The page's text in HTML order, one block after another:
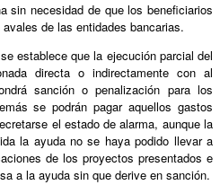
sin necesidad de que los beneficiarios
de las entidades bancarias.
establece que la ejecución parcial del
directa o indirectamente con al
sanción o penalización para los
se podrán pagar aquellos gastos
el estado de alarma, aunque la
la ayuda no se haya podido llevar a
de los proyectos presentados e
a la ayuda sin que derive en sanción.